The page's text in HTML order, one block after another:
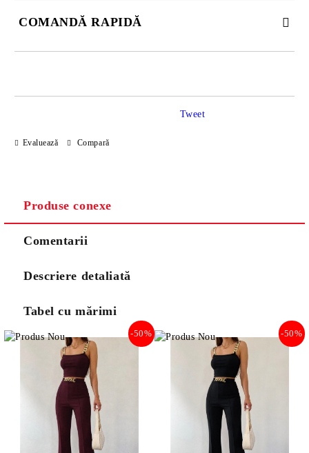
COMANDĂ RAPIDĂ
Evaluează Compară
Tweet
Produse conexe
Comentarii
Descriere detaliată
Tabel cu mărimi
-50% -50%